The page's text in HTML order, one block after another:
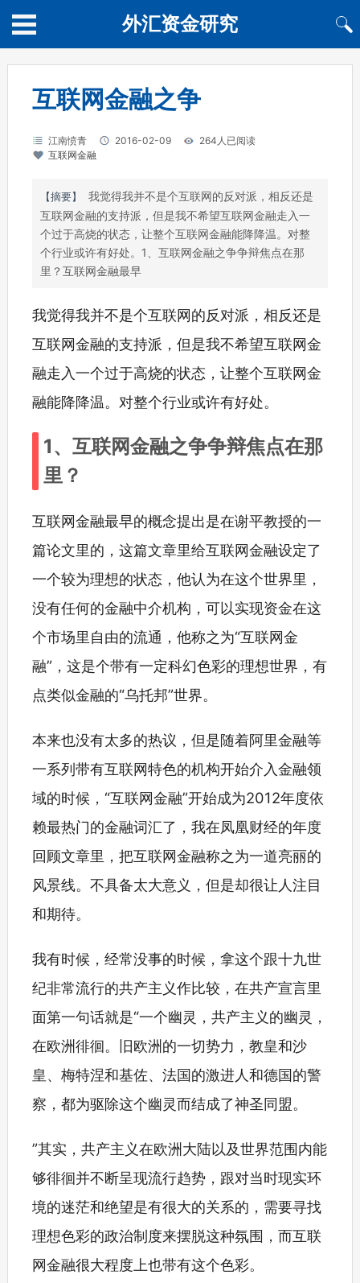
外汇资金研究
互联网金融之争
江南愤青 2016-02-09
264人已阅读
互联网金融
【摘要】
我觉得我并不是个互联网的反对派，相反还是
互联网金融的支持派，但是我不希望互联网金融走入一
个过于高烧的状态，让整个互联网金融能降降温。对整
个行业或许有好处。1、互联网金融之争争辩焦点在那
里？互联网金融最早
我觉得我并不是个互联网的反对派，相反还是
互联网金融的支持派，但是我不希望互联网金
融走入一个过于高烧的状态，让整个互联网金
融能降降温。对整个行业或许有好处。
1、互联网金融之争争辩焦点在那
里？
互联网金融最早的概念提出是在谢平教授的一
篇论文里的，这篇文章里给互联网金融设定了
一个较为理想的状态，他认为在这个世界里，
没有任何的金融中介机构，可以实现资金在这
个市场里自由的流通，他称之为“互联网金
融”，这是个带有一定科幻色彩的理想世界，有
点类似金融的“乌托邦”世界。
本来也没有太多的热议，但是随着阿里金融等
一系列带有互联网特色的机构开始介入金融领
域的时候，“互联网金融”开始成为2012年度依
赖最热门的金融词汇了，我在凤凰财经的年度
回顾文章里，把互联网金融称之为一道亮丽的
风景线。不具备太大意义，但是却很让人注目
和期待。
我有时候，经常没事的时候，拿这个跟十九世
纪非常流行的共产主义作比较，在共产宣言里
面第一句话就是“一个幽灵，共产主义的幽灵，
在欧洲徘徊。旧欧洲的一切势力，教皇和沙
皇、梅特涅和基佐、法国的激进人和德国的警
察，都为驱除这个幽灵而结成了神圣同盟。
”其实，共产主义在欧洲大陆以及世界范围内能
够徘徊并不断呈现流行趋势，跟对当时现实环
境的迷茫和绝望是有很大的关系的，需要寻找
理想色彩的政治制度来摆脱这种氛围，而互联
网金融很大程度上也带有这个色彩。